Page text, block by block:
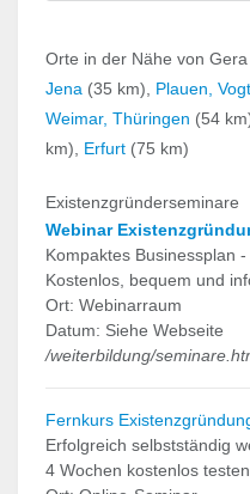
Orte in der Nähe von Gera
Jena (35 km), Plauen,
Weimar, Thüringen (54
km), Erfurt (75 km)
Existenzgründerseminare
Webinar
Kompaktes Businessplan -
Kostenlos, bequem und
Ort: Webinarraum
Datum: Siehe Webseite
/weiterbildung/
Fernkurs
Erfolgreich selbstständig
4 Wochen kostenlos testen.